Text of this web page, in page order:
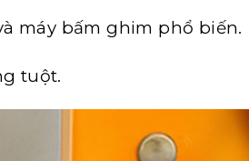
máy bấm ghim phổ biến.
tuột.